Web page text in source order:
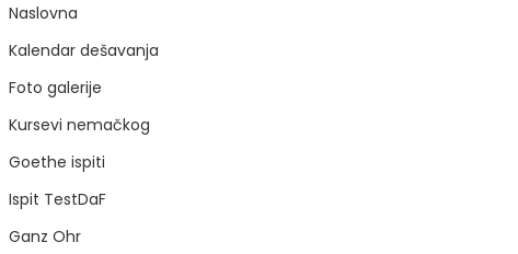
Naslovna
Kalendar dešavanja
Foto galerije
Kursevi nemačkog
Goethe ispiti
Ispit TestDaF
Ganz Ohr